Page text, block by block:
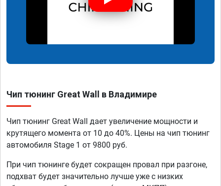
Чип тюнинг Great Wall в Владимире
Чип тюнинг Great Wall дает увеличение мощности и
крутящего момента от 10 до 40%. Цены на чип тюнинг
автомобиля Stage 1 от 9800 руб.
При чип тюнинге будет сокращен провал при разгоне,
подхват будет значительно лучше уже с низких